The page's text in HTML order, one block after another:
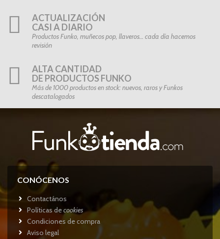
ACTUALIZACIÓN
CASI A DIARIO
Productos Funko, muñecos pop, llaveros… cada día hacemos
revisión
ALTA CANTIDAD
DE PRODUCTOS FUNKO
Más de 1000 productos en stock: nuevos, raros y Funkos
descatalogados
CONÓCENOS
Contactános
Políticas decookies
Condiciones de compra
Aviso legal